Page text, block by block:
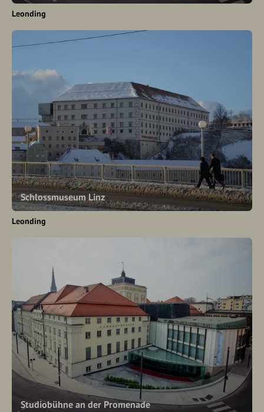
Leonding
Schlossmuseum Linz
Leonding
Studiobühne an der Promenade